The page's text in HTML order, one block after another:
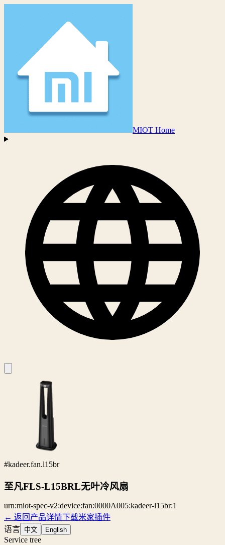
MIOT Home
#kadeer.fan.l15br
至凡FLS-L15BRL无叶冷风扇
urn:miot-spec-v2:device:fan:0000A005:kadeer-l15br:1
← 返回产品详情下载米家插件
语言 中文 English
Service tree